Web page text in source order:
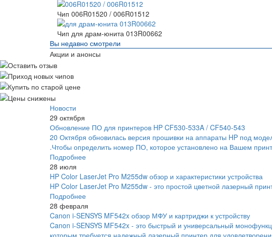
Чип 006R01520 / 006R01512
Чип для драм-юнита 013R00662
Вы недавно смотрели
Акции и анонсы
Новости
29 октября
Обновление ПО для принтеров HP CF530-533A / CF540-543
20 Октября обновилась версия прошивки на аппараты HP под
.Чтобы определить номер ПО, которое установлено на Вашем
Подробнее
28 июля
HP Color LaserJet Pro M255dw обзор и характеристики устройства
HP Color LaserJet Pro M255dw - это простой цветной лазерный
Подробнее
28 февраля
Canon i-SENSYS MF542x обзор МФУ и картриджи к устройству
Canon i-SENSYS MF542x - это быстрый и универсальный
которым требуется надежный лазерный принтер для